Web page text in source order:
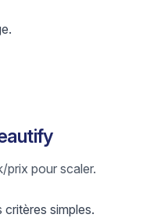
prix pour scaler.
simples.